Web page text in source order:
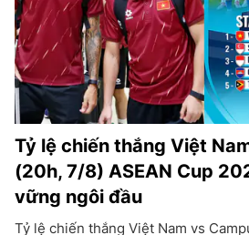
Tỷ lệ chiến thắng Việt
(20h, 7/8) ASEAN Cup
vững ngôi đầu
Tỷ lệ chiến thắng Việt Nam vs